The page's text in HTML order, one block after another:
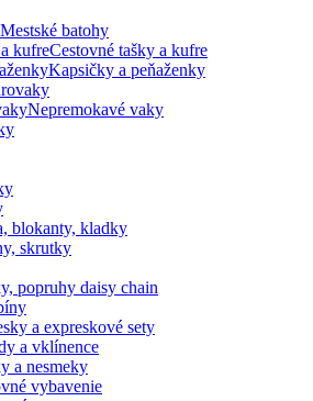
Mestské batohy
Cestovné tašky a kufre
Kapsičky a peňaženky
Nepremokavé vaky
blokanty, kladky
skrutky
popruhy daisy chain
a expreskové sety
a vklínence
a nesmeky
vybavenie